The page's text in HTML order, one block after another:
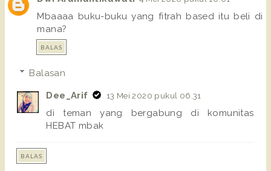
Mbaaaa buku-buku yang fitrah based itu beli di
mana?
BALAS
Balasan
Dee_Arif 13 Mei 2020 pukul 06.31
di teman yang bergabung di komunitas
HEBAT mbak
BALAS